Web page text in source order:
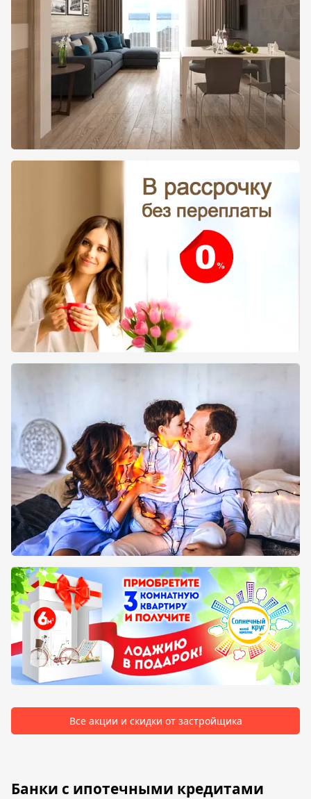
Все акции и скидки от застройщика
Банки с ипотечными кредитами